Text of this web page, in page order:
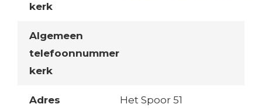
kerk
Algemeen
telefoonnummer
kerk
Adres
Het Spoor 51